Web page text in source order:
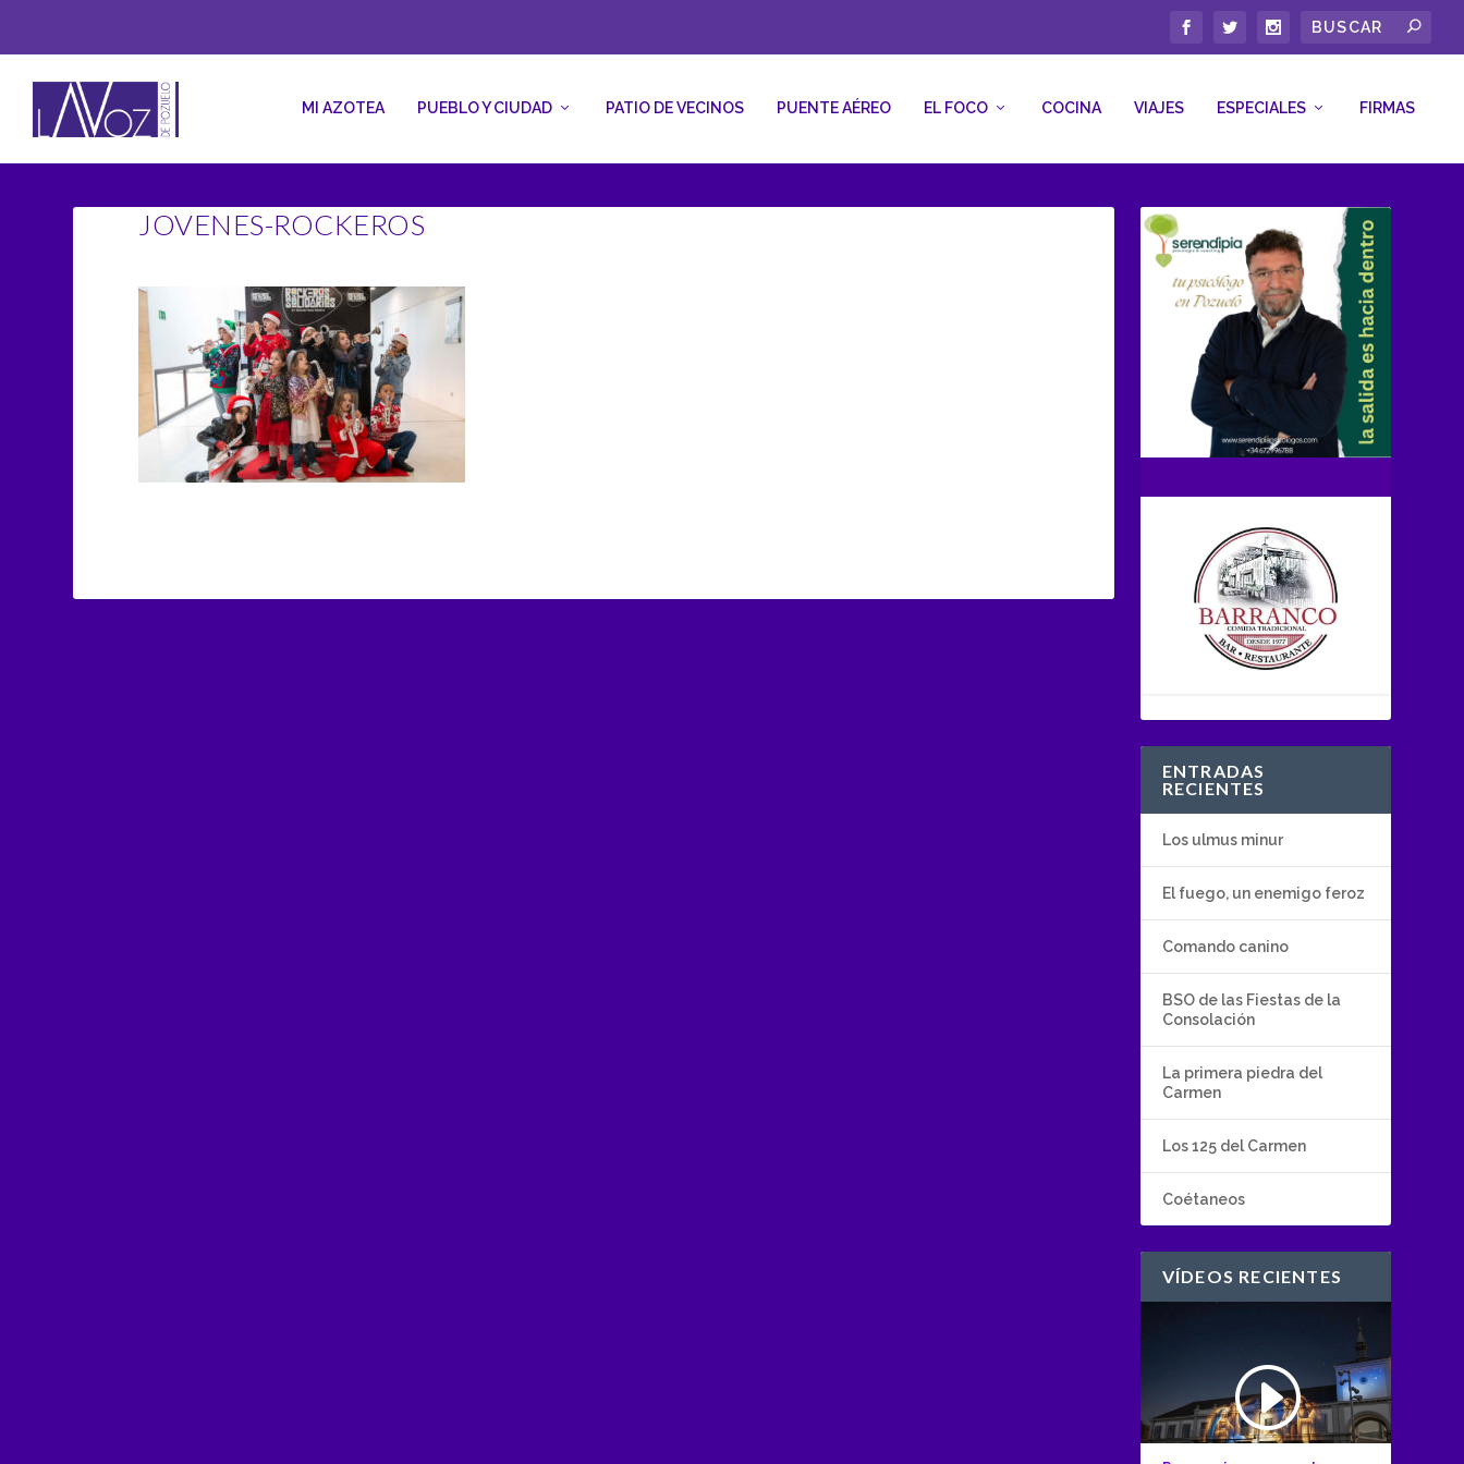
MI AZOTEA PUEBLO Y CIUDAD PATIO DE VECINOS PUENTE AÉREO EL FOCO COCINA VIAJES ESPECIALES FIRMAS
JOVENES-ROCKEROS
ENTRADAS
RECIENTES
Los ulmus minur
El fuego, un enemigo feroz
Comando canino
BSO de las Fiestas de la
Consolación
La primera piedra del
Carmen
Los 125 del Carmen
Coétaneos
VÍDEOS RECIENTES